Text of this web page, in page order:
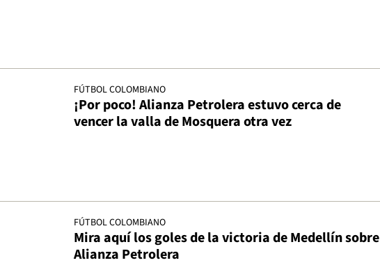
FÚTBOL COLOMBIANO
¡Por poco! Alianza Petrolera estuvo cerca de
vencer la valla de Mosquera otra vez
FÚTBOL COLOMBIANO
Mira aquí los goles de la victoria de Medellín sobre
Alianza Petrolera